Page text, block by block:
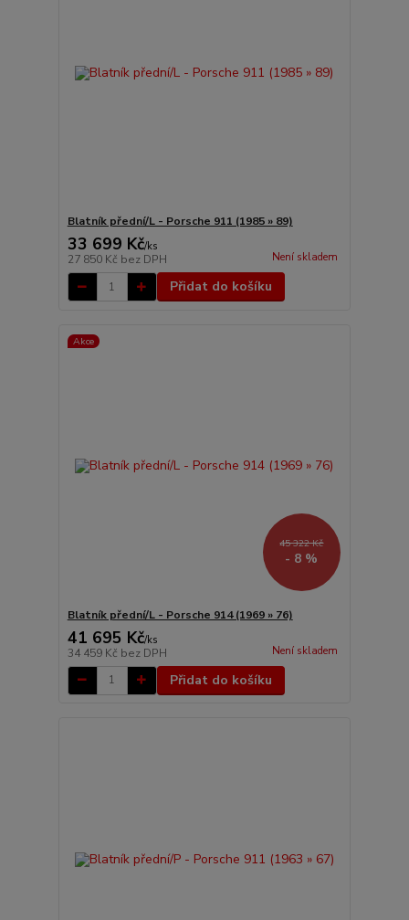
Blatník přední/L - Porsche 911 (1985 » 89)
33 699 Kč/ks
27 850 Kč bez DPH Není skladem
Přidat do košíku
Akce
45 322 Kč
- 8 %
Blatník přední/L - Porsche 914 (1969 » 76)
41 695 Kč/ks
34 459 Kč bez DPH Není skladem
Přidat do košíku